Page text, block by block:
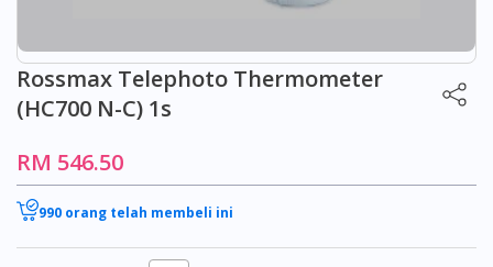
Rossmax Telephoto Thermometer
(HC700 N-C) 1s
RM 546.50
990 orang telah membeli ini